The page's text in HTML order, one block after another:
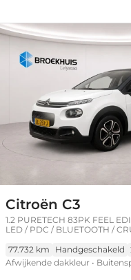
Citroën C3
1.2 PURETECH 83PK FEEL
77.732 km
Handgeschakeld
Afwijkende dakkleur •